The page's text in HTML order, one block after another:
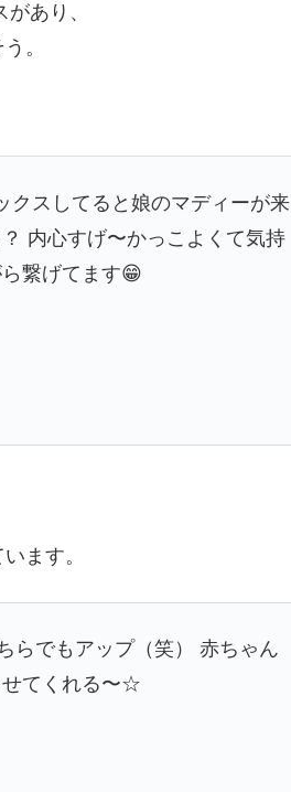
あり、
。
クスしてると娘のマディーが来
内心すげ〜かっこよくて気持
繋げてます😁
ます。
らでもアップ（笑） 赤ちゃん
せてくれる〜☆